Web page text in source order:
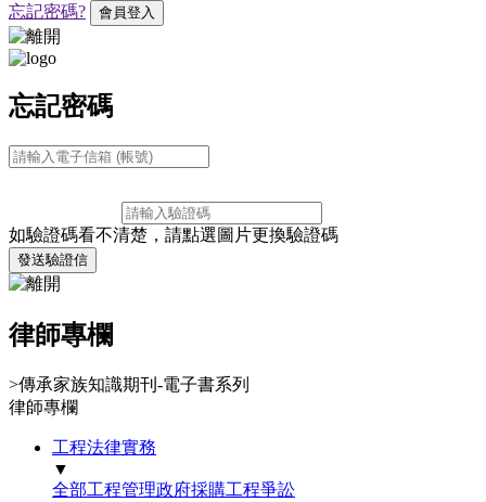
忘記密碼? 會員登入
忘記密碼
如驗證碼看不清楚，請點選圖片更換驗證碼
發送驗證信
律師專欄
>傳承家族知識期刊-電子書系列
律師專欄
工程法律實務
▼
全部工程管理政府採購工程爭訟